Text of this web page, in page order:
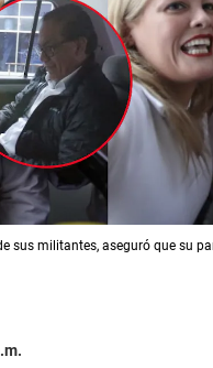
sus militantes, aseguró que su